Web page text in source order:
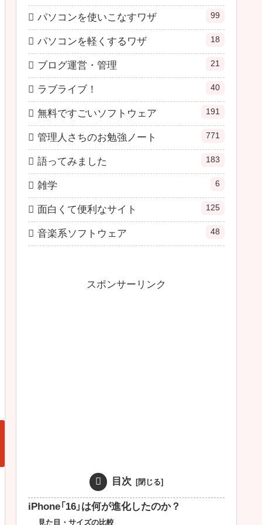
パソコンを使いこなすワザ 99
パソコンを軽くするワザ 18
ブログ運営・管理 21
ラブライブ！ 40
無料ですごいソフトウェア 191
管理人さちのお勉強ノート 771
語ってみました 183
雑学 6
面白くて便利なサイト 125
音楽系ソフトウェア 48
スポンサーリンク
目次
iPhone「16」は何が進化したのか？
見た目・サイズの比較